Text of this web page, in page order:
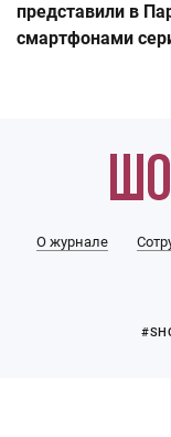
представили в
смартфонами
О журнале